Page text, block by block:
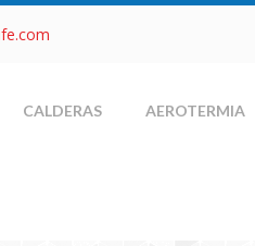
CALDERAS AEROTERMIA